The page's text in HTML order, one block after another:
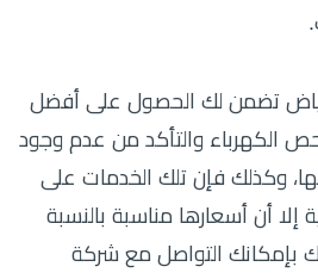
تضمن لك الحصول على أفضل
الكهرباء والتأكد من عدم وجود
وكذلك فإن تلك الخدمات على
إلا أن أسعارها مناسبة بالنسبة
بإمكانك التواصل مع شركة